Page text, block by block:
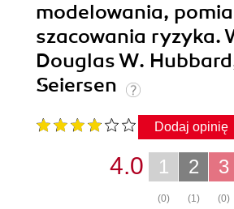
modelowania,
szacowania ryzyka.
Douglas W.
Seiersen
Dodaj opinię
3
(0)
2
(1)
1
(0)
4.0